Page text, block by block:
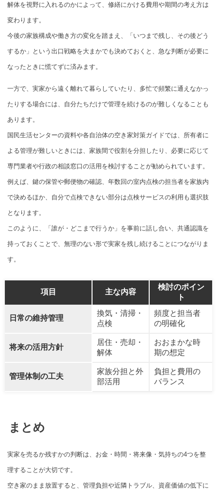
解体を視野に入れるのかによって、修繕にかける費用や期間の考え方は
変わります。
今後の家族構成や働き方の変化を踏まえ、「いつまで残し、その後どう
するか」という出口戦略を大まかでも決めておくと、急な判断が必要に
なったときに慌てずに済みます。
一方で、実家から遠く離れて暮らしていたり、多忙で頻繁に通えなかっ
たりする場合には、自分たちだけで管理を続けるのが難しくなることも
あります。
国民生活センターの資料や各自治体の空き家対策ガイドでは、所有者に
よる管理が難しいときには、家族間で役割を分担したり、必要に応じて
専門業者や行政の相談窓口の活用を検討することが勧められています。
例えば、鍵の保管や郵便物の確認、年数回の室内点検の担当者を家族内
で決めるほか、自分で点検できない部分は点検サービスの利用も選択肢
となります。
このように、「誰が・どこまで行うか」を事前に話し合い、共通認識を
持っておくことで、無理のない形で実家を残し続けることにつながりま
す。
項目 主な内容
検討のポイン
ト
日常の維持管理
換気・清掃・
点検
頻度と担当者
の明確化
将来の活用方針
居住・売却・
解体
おおまかな時
期の想定
管理体制の工夫
家族分担と外
部活用
負担と費用の
バランス
まとめ
実家を売るか残すかの判断は、お金・時間・将来像・気持ちの4つを整
理することが大切です。
空き家のまま放置すると、管理負担や近隣トラブル、資産価値の低下に